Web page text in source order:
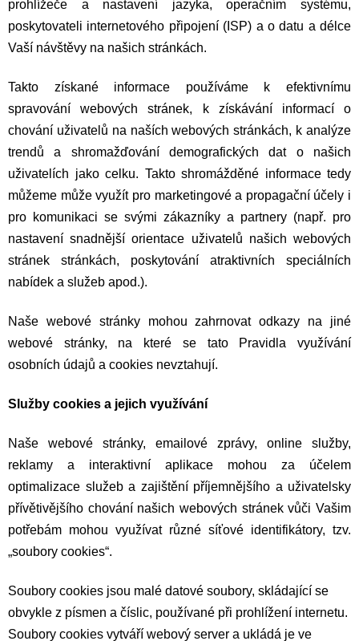
prohlížeče a nastavení jazyka, operačním systému,
poskytovateli internetového připojení (ISP) a o datu a délce
Vaší návštěvy na našich stránkách.
Takto získané informace používáme k efektivnímu
spravování webových stránek, k získávání informací o
chování uživatelů na naších webových stránkách, k analýze
trendů a shromažďování demografických dat o našich
uživatelích jako celku. Takto shromážděné informace tedy
můžeme může využít pro marketingové a propagační účely i
pro komunikaci se svými zákazníky a partnery (např. pro
nastavení snadnější orientace uživatelů našich webových
stránek stránkách, poskytování atraktivních speciálních
nabídek a služeb apod.).
Naše webové stránky mohou zahrnovat odkazy na jiné
webové stránky, na které se tato Pravidla využívání
osobních údajů a cookies nevztahují.
Služby cookies a jejich využívání
Naše webové stránky, emailové zprávy, online služby,
reklamy a interaktivní aplikace mohou za účelem
optimalizace služeb a zajištění příjemnějšího a uživatelsky
přívětivějšího chování našich webových stránek vůči Vašim
potřebám mohou využívat různé síťové identifikátory, tzv.
„soubory cookies“.
Soubory cookies jsou malé datové soubory, skládající se
obvykle z písmen a číslic, používané při prohlížení internetu.
Soubory cookies vytváří webový server a ukládá je ve